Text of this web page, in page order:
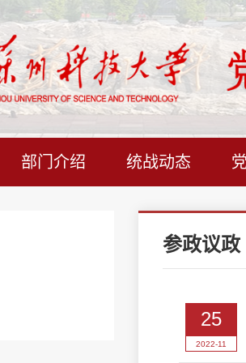
部门介绍 统战动态
参政议政
25
2022-11